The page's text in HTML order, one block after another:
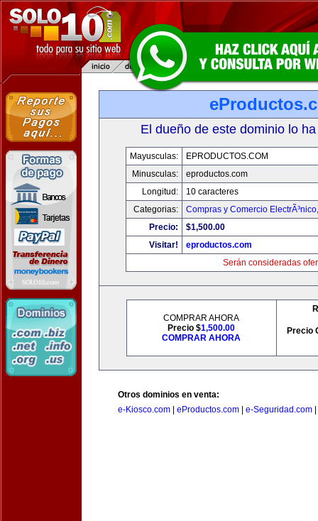
El dueño de este dominio lo
Mayusculas:
EPRODUCTOS.COM
Minusculas:
eproductos.com
Longitud:
10 caracteres
Categorias:
Compras y Comercio ElectrÃ³nico
Precio:
$1,500.00
Visitar!
eproductos.com
Serán consideradas
COMPRAR AHORA
Precio $1,500.00
COMPRAR AHORA
Precio
Otros dominios en venta:
e-Kiosco.com
eProductos.com e-Seguridad.com